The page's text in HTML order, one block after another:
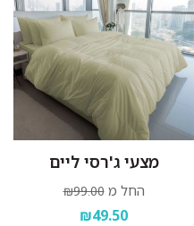
מצעי ג'רסי ליים
החל מ ₪99.00
₪49.50